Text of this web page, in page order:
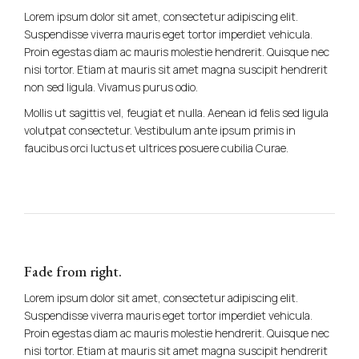
Lorem ipsum dolor sit amet, consectetur adipiscing elit.
Suspendisse viverra mauris eget tortor imperdiet vehicula.
Proin egestas diam ac mauris molestie hendrerit. Quisque nec
nisi tortor. Etiam at mauris sit amet magna suscipit hendrerit
non sed ligula. Vivamus purus odio.
Mollis ut sagittis vel, feugiat et nulla. Aenean id felis sed ligula
volutpat consectetur. Vestibulum ante ipsum primis in
faucibus orci luctus et ultrices posuere cubilia Curae.
Fade from right.
Lorem ipsum dolor sit amet, consectetur adipiscing elit.
Suspendisse viverra mauris eget tortor imperdiet vehicula.
Proin egestas diam ac mauris molestie hendrerit. Quisque nec
nisi tortor. Etiam at mauris sit amet magna suscipit hendrerit